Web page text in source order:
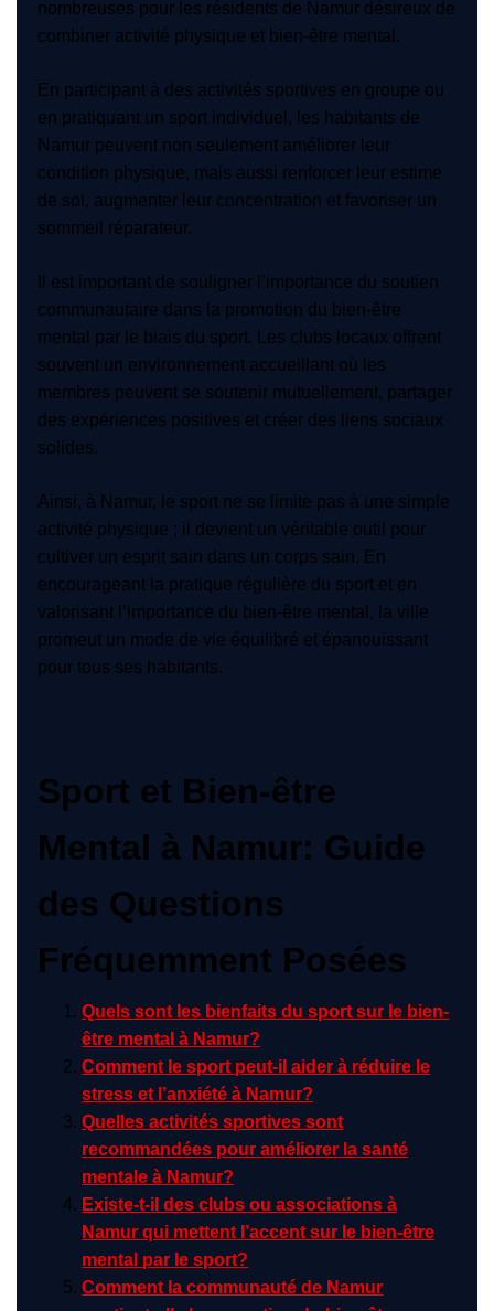
nombreuses pour les résidents de Namur désireux de
combiner activité physique et bien-être mental.
En participant à des activités sportives en groupe ou
en pratiquant un sport individuel, les habitants de
Namur peuvent non seulement améliorer leur
condition physique, mais aussi renforcer leur estime
de soi, augmenter leur concentration et favoriser un
sommeil réparateur.
Il est important de souligner l’importance du soutien
communautaire dans la promotion du bien-être
mental par le biais du sport. Les clubs locaux offrent
souvent un environnement accueillant où les
membres peuvent se soutenir mutuellement, partager
des expériences positives et créer des liens sociaux
solides.
Ainsi, à Namur, le sport ne se limite pas à une simple
activité physique ; il devient un véritable outil pour
cultiver un esprit sain dans un corps sain. En
encourageant la pratique régulière du sport et en
valorisant l’importance du bien-être mental, la ville
promeut un mode de vie équilibré et épanouissant
pour tous ses habitants.
Sport et Bien-être
Mental à Namur: Guide
des Questions
Fréquemment Posées
Quels sont les bienfaits du sport sur le bien-
être mental à Namur?
Comment le sport peut-il aider à réduire le
stress et l’anxiété à Namur?
Quelles activités sportives sont
recommandées pour améliorer la santé
mentale à Namur?
Existe-t-il des clubs ou associations à
Namur qui mettent l’accent sur le bien-être
mental par le sport?
Comment la communauté de Namur